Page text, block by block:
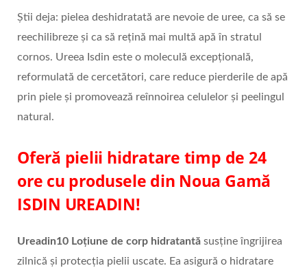
Știi deja: pielea deshidratată are nevoie de uree, ca să se
reechilibreze și ca să rețină mai multă apă în stratul
cornos. Ureea Isdin este o moleculă excepțională,
reformulată de cercetători, care reduce pierderile de apă
prin piele și promovează reînnoirea celulelor și peelingul
natural.
Oferă pielii hidratare timp de 24
ore cu produsele din Noua Gamă
ISDIN UREADIN!
Ureadin10 Loțiune de corp hidratantă susține îngrijirea
zilnică și protecția pielii uscate. Ea asigură o hidratare